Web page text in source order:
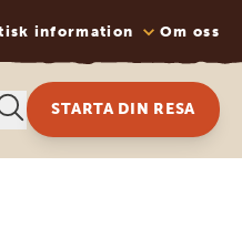
information Om oss
STARTA DIN RESA